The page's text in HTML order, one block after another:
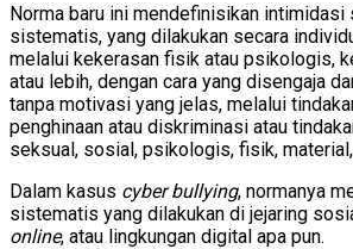
Norma baru ini mendefinisikan intimidasi
sistematis, yang dilakukan secara
melalui kekerasan fisik atau psikologis,
atau lebih, dengan cara yang disengaja
tanpa motivasi yang jelas, melalui
penghinaan atau diskriminasi atau
seksual, sosial, psikologis, fisik, material,
Dalam kasus cyber bullying, normanya
sistematis yang dilakukan di jejaring
online, atau lingkungan digital apa pun.